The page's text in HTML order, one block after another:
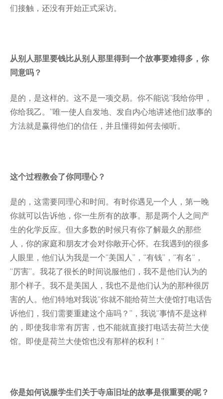
们接触，还没有开始正式采访。
从别人那里要钱比从别人那里得到一个故事要难得多，你
同意吗？
是的，是这样的。这不是一项交易。你不能说“我给你甲，
你给我乙。”唯一使人自发地、发自内心地讲述他们故事的
方法就是赢得他们的信任，并且懂得如何去倾听。
这个过程教会了你同理心？
是的，这需要同理心和时间。有时你遇见一个人，第一晚
你就可以告诉他，你一生所有的故事。那是两个人之间产
生的化学反应。但大多数的时候只有你了解最久的那些
人，你的家庭和朋友才会对你敞开心怀。在我遇到的很多
人眼里，他们认为我是一个“美国人”，“有钱”，“有名“，
“厉害”。我花了很长的时间说服他们，我不是他们认为的
那个样子。我不是美国人，我也不是他们认为的那种很厉
害的人。他们特地对我说“你就不能给荷兰大使馆打电话告
诉他们，我们需要重建这个庙吗？”，我说“事情不是这样
的，即使我非常有厉害，也不能就直接打电话去荷兰大使
馆。即使是荷兰大使馆也没有那样的权利！”
你是如何说服学生们关于寺庙旧址的故事是很重要的呢？